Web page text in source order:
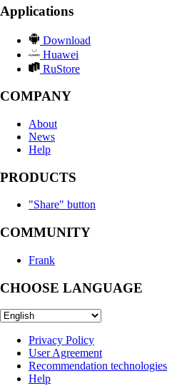
Applications
Download
Huawei
RuStore
COMPANY
About
News
Help
PRODUCTS
"Share" button
COMMUNITY
Frank
CHOOSE LANGUAGE
Privacy Policy
User Agreement
Recommendation technologies
Help